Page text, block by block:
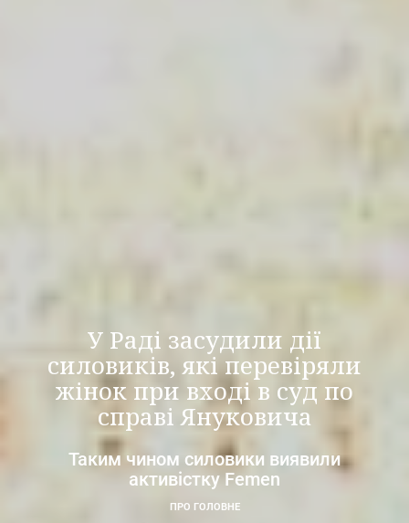
У Раді засудили дії
силовиків, які перевіряли
жінок при вході в суд по
справі Януковича
Таким чином силовики виявили
активістку Femen
ПРО ГОЛОВНЕ